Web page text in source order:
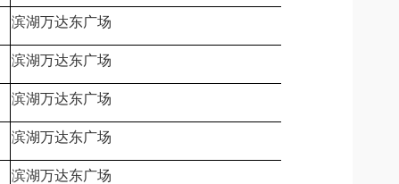
滨湖万达东广场
滨湖万达东广场
滨湖万达东广场
滨湖万达东广场
滨湖万达东广场